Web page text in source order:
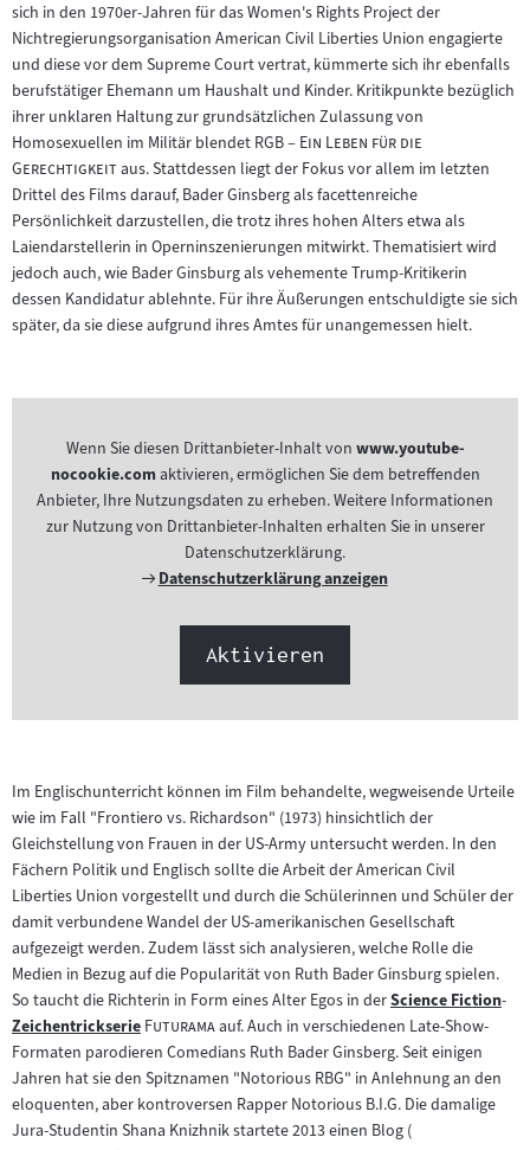
sich in den 1970er-Jahren für das Women's Rights Project der
Nichtregierungsorganisation American Civil Liberties Union engagierte
und diese vor dem Supreme Court vertrat, kümmerte sich ihr ebenfalls
berufstätiger Ehemann um Haushalt und Kinder. Kritikpunkte bezüglich
ihrer unklaren Haltung zur grundsätzlichen Zulassung von
Homosexuellen im Militär blendet "RGB – Ein Leben für die
Gerechtigkeit"aus. Stattdessen liegt der Fokus vor allem im letzten
Drittel des Films darauf, Bader Ginsberg als facettenreiche
Persönlichkeit darzustellen, die trotz ihres hohen Alters etwa als
Laiendarstellerin in Operninszenierungen mitwirkt. Thematisiert wird
jedoch auch, wie Bader Ginsburg als vehemente Trump-Kritikerin
dessen Kandidatur ablehnte. Für ihre Äußerungen entschuldigte sie sich
später, da sie diese aufgrund ihres Amtes für unangemessen hielt.
Wenn Sie diesen Drittanbieter-Inhalt von www.youtube-
nocookie.comaktivieren, ermöglichen Sie dem betreffenden
Anbieter, Ihre Nutzungsdaten zu erheben. Weitere Informationen
zur Nutzung von Drittanbieter-Inhalten erhalten Sie in unserer
Datenschutzerklärung.
Externer
Datenschutzerklärung anzeigen
Aktivieren
Im Englischunterricht können im Film behandelte, wegweisende Urteile
wie im Fall "Frontiero vs. Richardson" (1973) hinsichtlich der
Gleichstellung von Frauen in der US-Army untersucht werden. In den
Fächern Politik und Englisch sollte die Arbeit der American Civil
Liberties Union vorgestellt und durch die Schülerinnen und Schüler der
damit verbundene Wandel der US-amerikanischen Gesellschaft
aufgezeigt werden. Zudem lässt sich analysieren, welche Rolle die
Medien in Bezug auf die Popularität von Ruth Bader Ginsburg spielen.
So taucht die Richterin in Form eines Alter Egos in derZum
Inhalt:
Science Fiction-
Zum
Inhalt:
Zeichentrickserie "Futurama"auf. Auch in verschiedenen Late-Show-
Formaten parodieren Comedians Ruth Bader Ginsberg. Seit einigen
Jahren hat sie den Spitznamen "Notorious RBG" in Anlehnung an den
eloquenten, aber kontroversen Rapper Notorious B.I.G. Die damalige
Jura-Studentin Shana Knizhnik startete 2013 einen Blog (